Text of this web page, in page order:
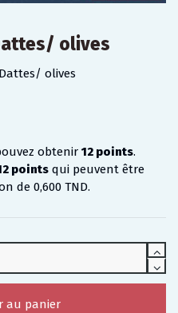
olives
olives
obtenir 12 points.
points qui peuvent être
de 0,600 TND.
au panier